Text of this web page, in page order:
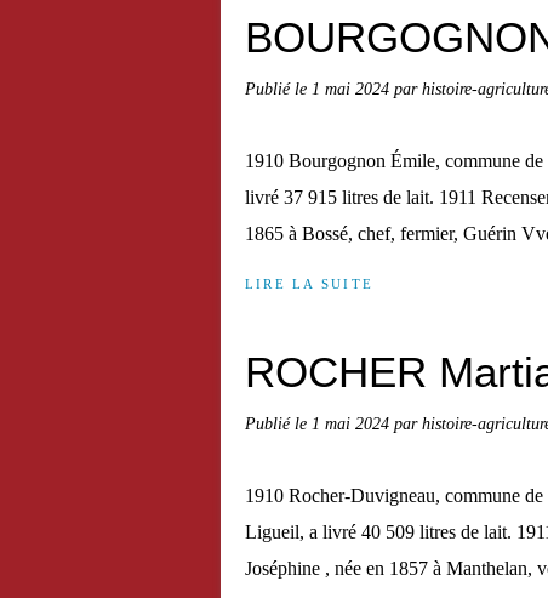
Publié le 1 mai 2024 par histoire-
1910 Bourgognon Émile, commune
livré 37 915 litres de lait. 1911
1865 à Bossé, chef, fermier, Guérin
LIRE LA SUITE
ROCHER
Publié le 1 mai 2024 par histoire-
1910 Rocher-Duvigneau, commune
Ligueil, a livré 40 509 litres de lait.
Joséphine , née en 1857 à Manthelan,